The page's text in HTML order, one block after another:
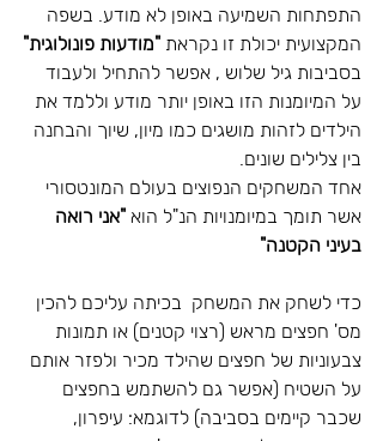
התפתחות השמיעה באופן לא מודע. בשפה
המקצועית יכולת זו נקראת "מודעות פונולוגית"
בסביבות גיל שלוש , אפשר להתחיל ולעבוד
על המיומנות הזו באופן יותר מודע וללמד את
הילדים לזהות מושגים כמו מיון, שיוך והבחנה
בין צלילים שונים.
אחד המשחקים הנפוצים בעולם המונטסורי
אשר תומך במיומנויות הנ"ל הוא "אני רואה
בעיני הקטנה"
כדי לשחק את המשחק  בכיתה עליכם להכין
מס' חפצים מראש (רצוי קטנים) או תמונות
צבעוניות של חפצים שהילד מכיר ולפזר אותם
על השטיח (אפשר גם להשתמש בחפצים
שכבר קיימים בסביבה) לדוגמא: עיפרון,